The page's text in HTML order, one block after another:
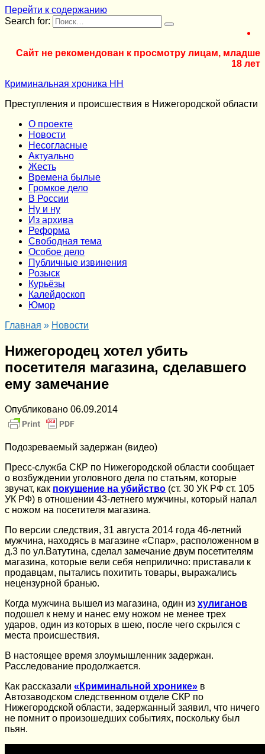
Перейти к содержанию
Search for:
Сайт не рекомендован к просмотру лицам, младше
18 лет
Криминальная хроника НН
Преступления и происшествия в Нижегородской области
О проекте
Новости
Несогласные
Актуально
Жесть
Времена былые
Громкое дело
В России
Ну и ну
Из архива
Реформа
Cвободная тема
Особое дело
Публичные извинения
Розыск
Курьёзы
Калейдоскоп
Юмор
Главная » Новости
Нижегородец хотел убить
посетителя магазина, сделавшего
ему замечание
Опубликовано 06.09.2014
Подозреваемый задержан (видео)
Пресс-служба СКР по Нижегородской области сообщает
о возбуждении уголовного дела по статьям, которые
звучат, как покушение на убийство (ст. 30 УК РФ ст. 105
УК РФ) в отношении 43-летнего мужчины, который напал
с ножом на посетителя магазина.
По версии следствия, 31 августа 2014 года 46-летний
мужчина, находясь в магазине «Спар», расположенном в
д.3 по ул.Ватутина, сделал замечание двум посетителям
магазина, которые вели себя неприлично: приставали к
продавцам, пытались похитить товары, выражались
нецензурной бранью.
Когда мужчина вышел из магазина, один из хулиганов
подошел к нему и нанес ему ножом не менее трех
ударов, один из которых в шею, после чего скрылся с
места происшествия.
В настоящее время злоумышленник задержан.
Расследование продолжается.
Как рассказали «Криминальной хронике» в
Автозаводском следственном отделе СКР по
Нижегородской области, задержанный заявил, что ничего
не помнит о произошедших событиях, поскольку был
пьян.